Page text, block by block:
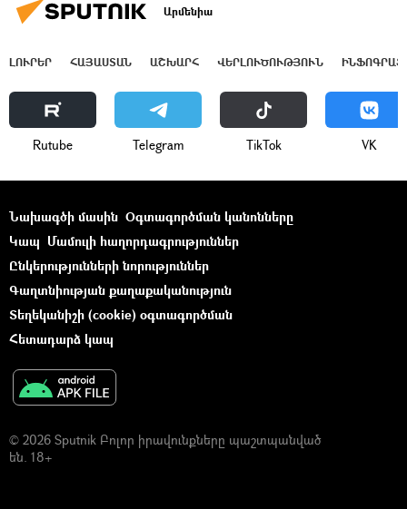
Արմենիա
ԼՈՒՐԵՐ ՀԱՅԱՍՏԱՆ ԱՇԽԱՐՀ ՎԵՐԼՈՒԾՈՒԹՅՈՒՆ
Rutube Telegram ТikТоk VK
Նախագծի մասին Օգտագործման կանոնները
Կապ Մամուլի հաղորդագրություններ
Ընկերությունների նորություններ
Գաղտնիության քաղաքականություն
Տեղեկանիշի (cookie) օգտագործման
Հետադարձ կապ
© 2026 Sputnik Բոլոր իրավունքները պաշտպանված
են. 18+